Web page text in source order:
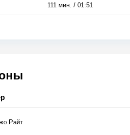
111 мин. / 01:51
Райт